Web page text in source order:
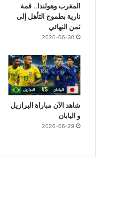
المغرب وهولندا.. قمة
نارية بطموح التأهل إلى
ثمن النهائي
2026-06-30
شاهد الآن مباراة البرازيل
و اليابان
2026-06-29